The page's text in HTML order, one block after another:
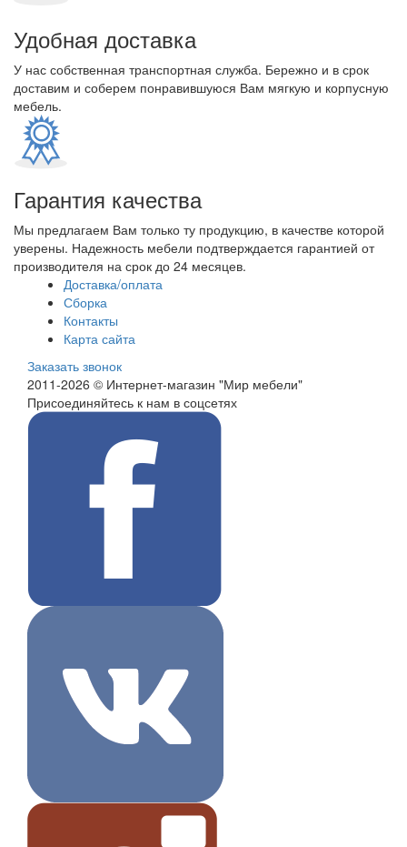
Удобная доставка
У нас собственная транспортная служба. Бережно и в срок
доставим и соберем понравившуюся Вам мягкую и корпусную
мебель.
Гарантия качества
Мы предлагаем Вам только ту продукцию, в качестве которой
уверены. Надежность мебели подтверждается гарантией от
производителя на срок до 24 месяцев.
Доставка/оплата
Сборка
Контакты
Карта сайта
Заказать звонок
2011-2026 © Интернет-магазин "Мир мебели"
Присоединяйтесь к нам в соцсетях